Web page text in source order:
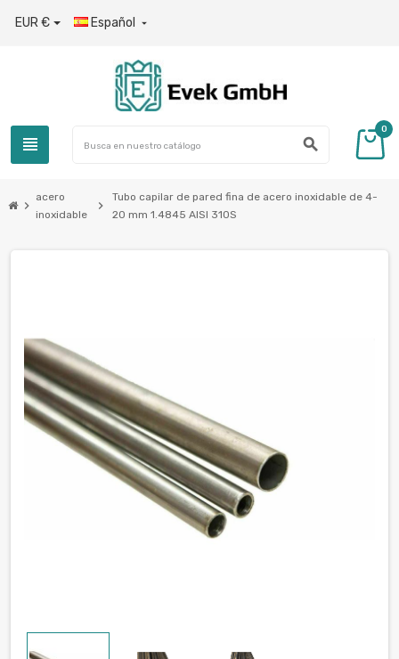
EUR € Español 
view_headline search
0
chevron_right
acero
inoxidable
chevron_right
Tubo capilar de pared fina de acero inoxidable de 4-
20 mm 1.4845 AISI 310S